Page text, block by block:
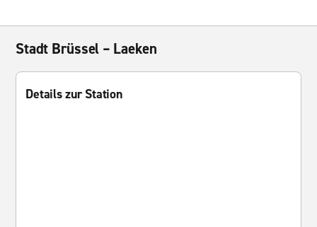
Stadt Brüssel – Laeken
Details zur Station